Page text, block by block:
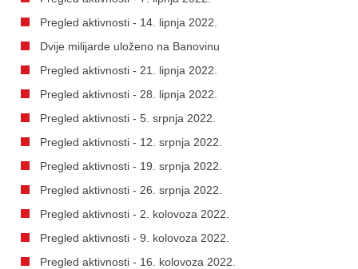
Pregled aktivnosti - 14. lipnja 2022.
Dvije milijarde uloženo na Banovinu
Pregled aktivnosti - 21. lipnja 2022.
Pregled aktivnosti - 28. lipnja 2022.
Pregled aktivnosti - 5. srpnja 2022.
Pregled aktivnosti - 12. srpnja 2022.
Pregled aktivnosti - 19. srpnja 2022.
Pregled aktivnosti - 26. srpnja 2022.
Pregled aktivnosti - 2. kolovoza 2022.
Pregled aktivnosti - 9. kolovoza 2022.
Pregled aktivnosti - 16. kolovoza 2022.